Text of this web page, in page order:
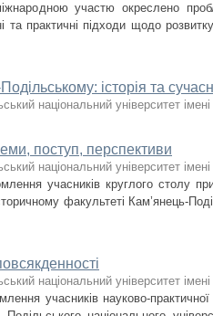
участю окреслено
та практичні підходи щодо
історія та
національний університет
поступ, перспективи
національний університет
учасників круглого столу
факультеті Кам’янець-
національний університет
учасників науково-